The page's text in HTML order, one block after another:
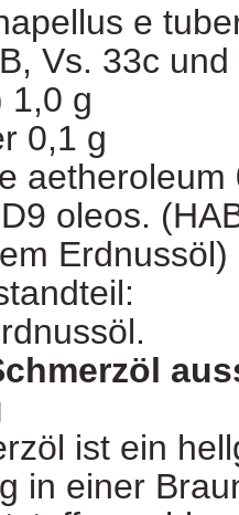
e
Vs. 33c
1,0 g
0,1 g
aetheroleum
oleos.
Erdnussöl)
ist ein
in einer